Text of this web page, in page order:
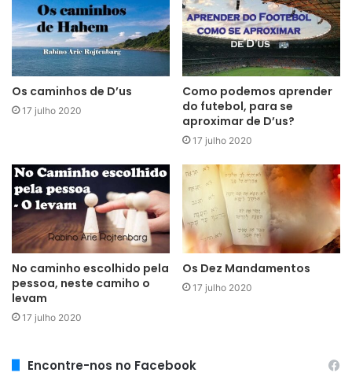
Os caminhos de D’us
17 julho 2020
Como podemos aprender
do futebol, para se
aproximar de D’us?
17 julho 2020
No caminho escolhido pela
pessoa, neste camiho o
levam
17 julho 2020
Os Dez Mandamentos
17 julho 2020
Encontre-nos no Facebook